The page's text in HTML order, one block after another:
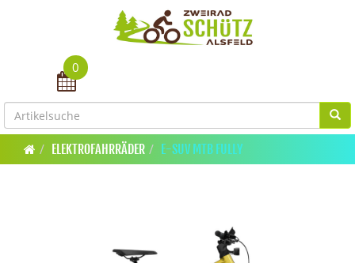
Toggle navigation
0
ELEKTROFAHRRÄDER E-SUV MTB FULLY